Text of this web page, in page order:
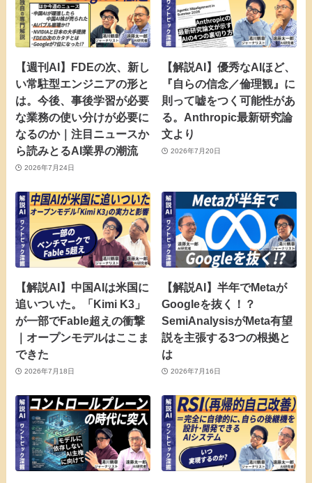
【週刊AI】FDEの次、新し
い常駐型エンジニアの形と
は。今後、事後学習が必要
な業務の使い分けが必要に
なるのか｜注目ニュースか
ら読みとるAI業界の潮流
2026年7月24日
【解説AI】優秀なAIほど、
『自らの信念／倫理観』に
則って嘘をつく可能性があ
る。Anthropic最新研究論
文より
2026年7月20日
【解説AI】中国AIは米国に
追いついた。「Kimi K3」
が一部でFable超えの衝撃
｜オープンモデルはここま
できた
2026年7月18日
【解説AI】半年でMetaが
Googleを抜く！？
SemiAnalysisがMeta有望
説を主張する3つの根拠と
は
2026年7月16日